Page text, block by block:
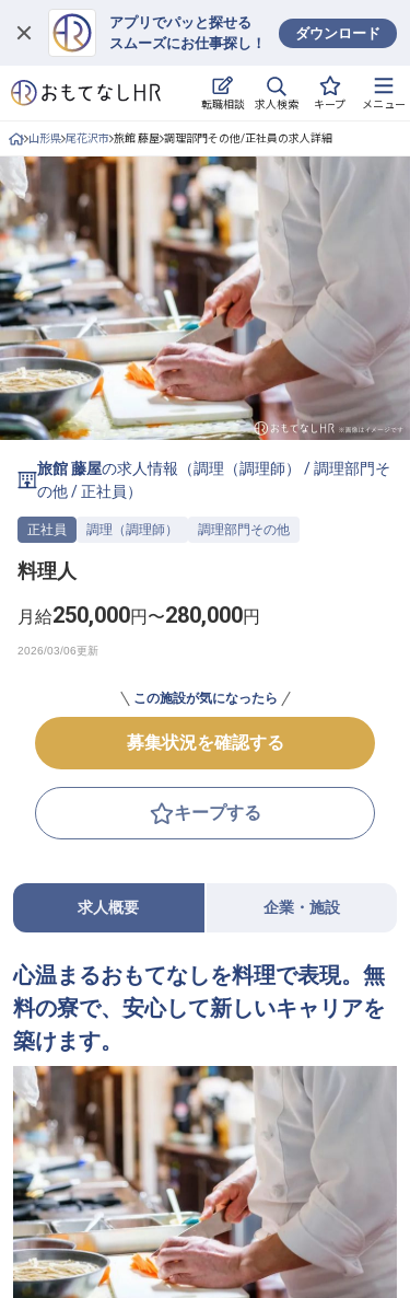
アプリでパッと探せる
スムーズにお仕事探し！
ダウンロード
転職相談 求人検索 キープ メニュー
ログイン
求人・施設を探す
就職・転職 合同説明会
おもてなしHRについて
ご利用の流れ
よくある質問
ホテル・宿泊業界情報コラム
無料 転職サポートに申し込む
山形県 尾花沢市 旅館 藤屋 調理部門その他/正社員の求人詳細
旅館 藤屋の求人情報（調理（調理師） /調理部門そ
の他/正社員 ）
正社員 調理（調理師） 調理部門その他
料理人
月給250,000円〜280,000円
この施設が気になったら
募集状況を確認する
キープする
求人概要 企業・施設
心温まるおもてなしを料理で表現。無
料の寮で、安心して新しいキャリアを
築けます。